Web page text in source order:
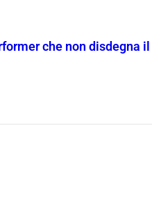
che non disdegna il